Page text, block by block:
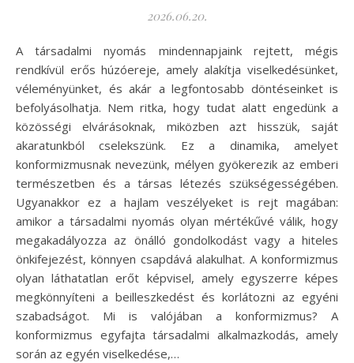
2026.06.20.
A társadalmi nyomás mindennapjaink rejtett, mégis
rendkívül erős húzóereje, amely alakítja viselkedésünket,
véleményünket, és akár a legfontosabb döntéseinket is
befolyásolhatja. Nem ritka, hogy tudat alatt engedünk a
közösségi elvárásoknak, miközben azt hisszük, saját
akaratunkból cselekszünk. Ez a dinamika, amelyet
konformizmusnak nevezünk, mélyen gyökerezik az emberi
természetben és a társas létezés szükségességében.
Ugyanakkor ez a hajlam veszélyeket is rejt magában:
amikor a társadalmi nyomás olyan mértékűvé válik, hogy
megakadályozza az önálló gondolkodást vagy a hiteles
önkifejezést, könnyen csapdává alakulhat. A konformizmus
olyan láthatatlan erőt képvisel, amely egyszerre képes
megkönnyíteni a beilleszkedést és korlátozni az egyéni
szabadságot. Mi is valójában a konformizmus? A
konformizmus egyfajta társadalmi alkalmazkodás, amely
során az egyén viselkedése,…